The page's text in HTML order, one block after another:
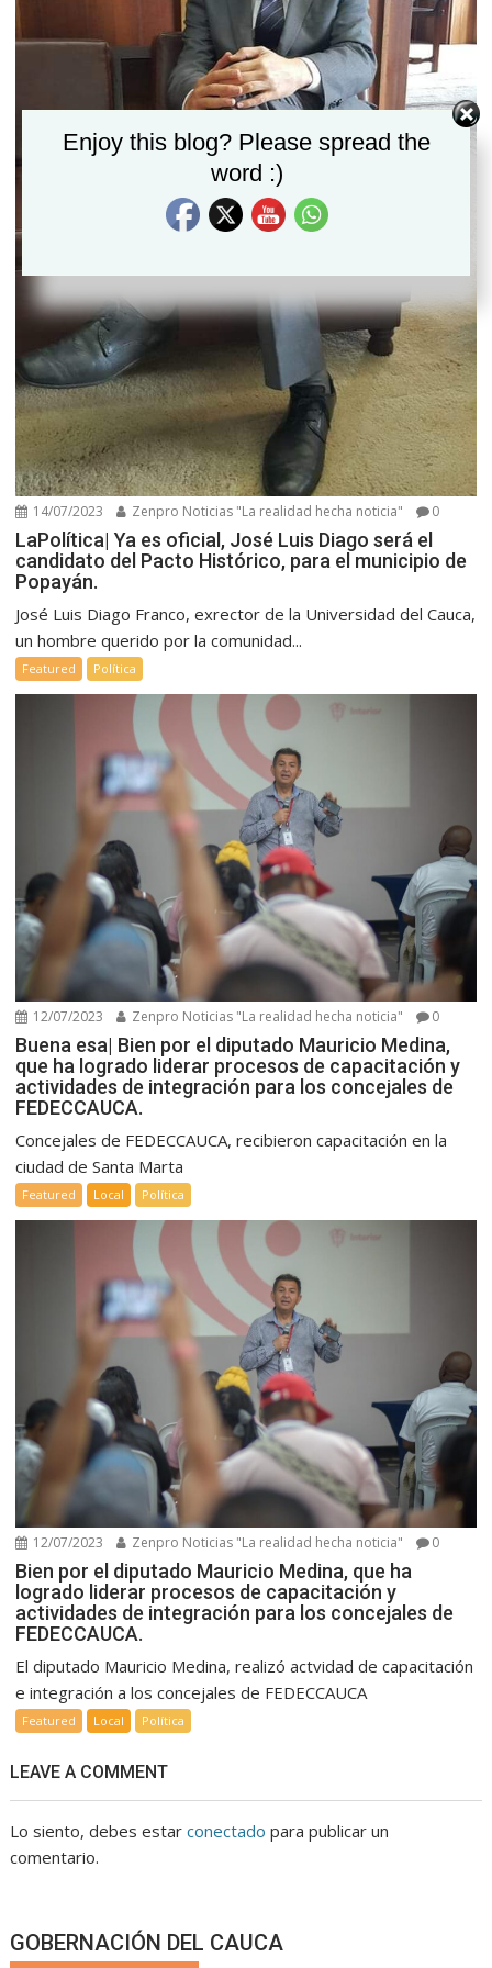
14/07/2023 Zenpro Noticias "La realidad hecha noticia" 0
LaPolítica| Ya es oficial, José Luis Diago será el
candidato del Pacto Histórico, para el municipio de
Popayán.
José Luis Diago Franco, exrector de la Universidad del Cauca,
un hombre querido por la comunidad...
Featured Política
12/07/2023 Zenpro Noticias "La realidad hecha noticia" 0
Buena esa| Bien por el diputado Mauricio Medina,
que ha logrado liderar procesos de capacitación y
actividades de integración para los concejales de
FEDECCAUCA.
Concejales de FEDECCAUCA, recibieron capacitación en la
ciudad de Santa Marta
Featured Local Política
12/07/2023 Zenpro Noticias "La realidad hecha noticia" 0
Bien por el diputado Mauricio Medina, que ha
logrado liderar procesos de capacitación y
actividades de integración para los concejales de
FEDECCAUCA.
El diputado Mauricio Medina, realizó actvidad de capacitación
e integración a los concejales de FEDECCAUCA
Featured Local Política
LEAVE A COMMENT
Lo siento, debes estarconectado para publicar un
comentario.
GOBERNACIÓN DEL CAUCA
Enjoy this blog? Please spread the
word :)
Set Youtube Channel ID